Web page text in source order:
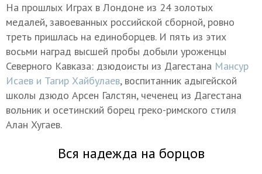
На прошлых Играх в Лондоне из 24 золотых
медалей, завоеванных российской сборной, ровно
треть пришлась на единоборцев. И пять из этих
восьми наград высшей пробы добыли уроженцы
Северного Кавказа: дзюдоисты из Дагестана Мансур
Исаев и Тагир Хайбулаев, воспитанник адыгейской
школы дзюдо Арсен Галстян, чеченец из Дагестана
вольник и осетинский борец греко-римского стиля
Алан Хугаев.
Вся надежда на борцов